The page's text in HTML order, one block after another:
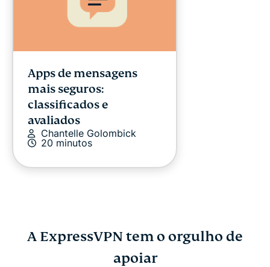
Apps de mensagens
mais seguros:
classificados e
avaliados
Chantelle Golombick
20 minutos
O que é um malware
A ExpressVPN tem o orgulho de
apoiar